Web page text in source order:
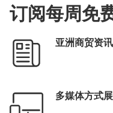
订阅每周免
亚洲商贸资
多媒体方式